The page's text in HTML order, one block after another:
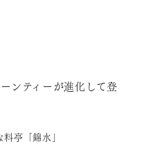
ンティーが進化して登
亭「錦水」